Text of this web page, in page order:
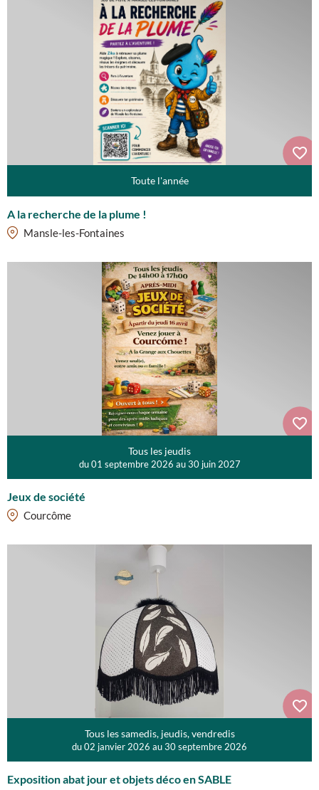
Toute l'année
A la recherche de la plume !
Mansle-les-Fontaines
Tous les jeudis
du 01 septembre 2026 au 30 juin 2027
Jeux de société
Courcôme
Tous les samedis, jeudis, vendredis
du 02 janvier 2026 au 30 septembre 2026
Exposition abat jour et objets déco en SABLE